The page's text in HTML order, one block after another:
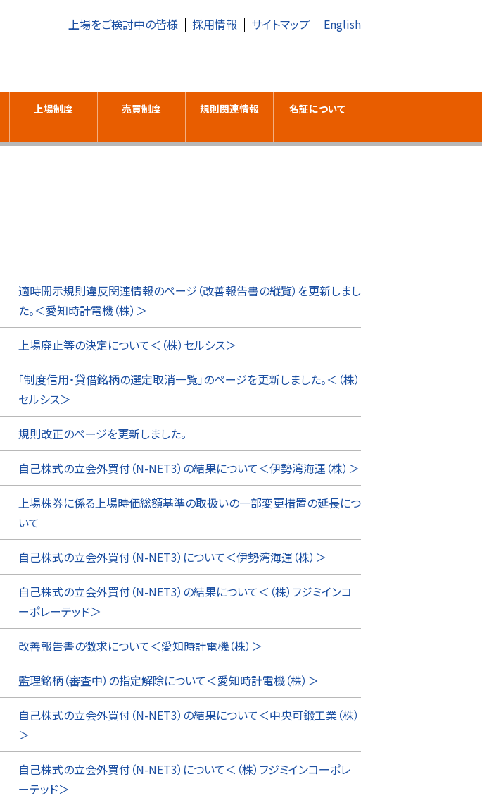
上場をご検討中の皆様 採用情報 サイトマップ English
上場制度 売買制度 規則関連情報 名証について
適時開示規則違反関連情報のページ（改善報告書の縦覧）を更新しまし
た。＜愛知時計電機（株）＞
上場廃止等の決定について＜（株）セルシス＞
「制度信用・貸借銘柄の選定取消一覧」のページを更新しました。＜（株）
セルシス＞
規則改正のページを更新しました。
自己株式の立会外買付（N-NET3）の結果について＜伊勢湾海運（株）＞
上場株券に係る上場時価総額基準の取扱いの一部変更措置の延長につ
いて
自己株式の立会外買付（N-NET3）について＜伊勢湾海運（株）＞
自己株式の立会外買付（N-NET3）の結果について＜（株）フジミインコ
ーポレーテッド＞
改善報告書の徴求について＜愛知時計電機（株）＞
監理銘柄（審査中）の指定解除について＜愛知時計電機（株）＞
自己株式の立会外買付（N-NET3）の結果について＜中央可鍛工業（株）
＞
自己株式の立会外買付（N-NET3）について＜（株）フジミインコーポレ
ーテッド＞